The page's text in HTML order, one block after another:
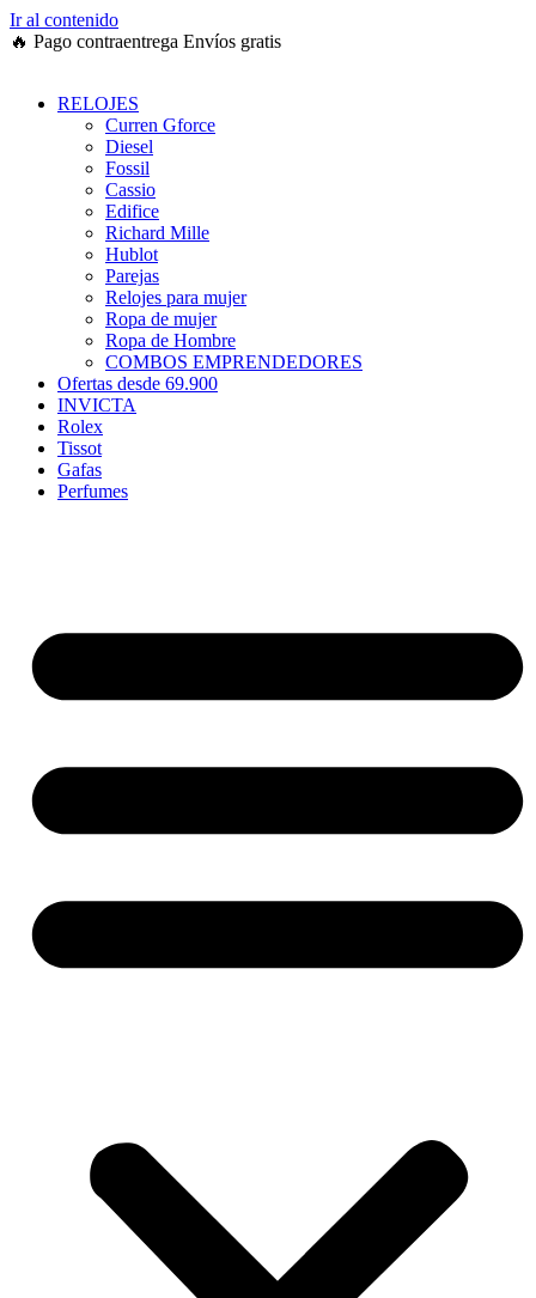
Ir al contenido
🔥 Pago contraentrega Envíos gratis
RELOJES
Curren Gforce
Diesel
Fossil
Cassio
Edifice
Richard Mille
Hublot
Parejas
Relojes para mujer
Ropa de mujer
Ropa de Hombre
COMBOS EMPRENDEDORES
Ofertas desde 69.900
INVICTA
Rolex
Tissot
Gafas
Perfumes